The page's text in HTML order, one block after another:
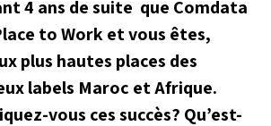
4 ans de suite que Comdata
to Work et vous êtes,
plus hautes places des
labels Maroc et Afrique.
vous ces succès? Qu’est-